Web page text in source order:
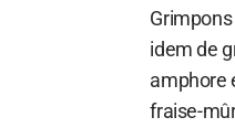
idem de
amphore
fraise-